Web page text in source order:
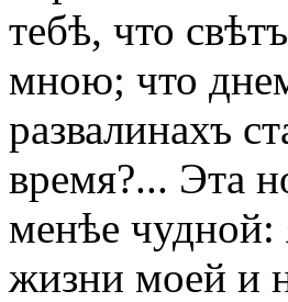
тебѣ, что
мною; что
развалинахъ
время?... Эта
менѣе чудной:
жизни моей и